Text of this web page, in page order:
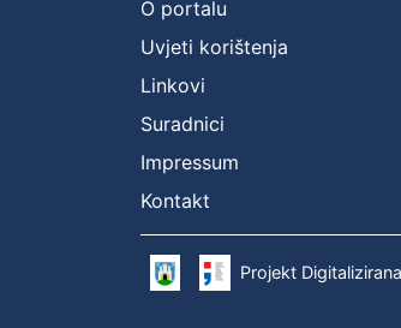
O portalu
Uvjeti korištenja
Linkovi
Suradnici
Impressum
Kontakt
Projekt